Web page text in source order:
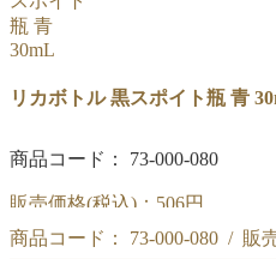
リカボトル 黒スポイト瓶 青
商品コード： 73-000-080
販売価格(税込)： 506円
黒スポイト瓶 青 30mL
商品コード： 73-000-080 / 販